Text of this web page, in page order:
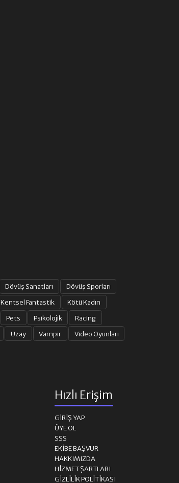
Dövüş Sanatları
Dövüş Sporları
Kentsel Fantastik
Kötü Kadın
Pets Psikolojik
Racing
Uzay Vampir
Video Oyunları
Hızlı Erişim
GIRIŞ YAP
ÜYE OL
SSS
EKIBE BAŞVUR
HAKKIMIZDA
HIZMET ŞARTLARI
GIZLILIK POLITIKASI